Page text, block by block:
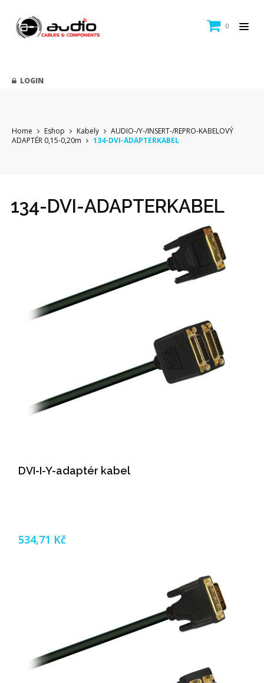
0
LOGIN
Home Eshop Kabely
AUDIO-/Y-/INSERT-/REPRO-KABELOVÝ
ADAPTÉR 0,15-0,20m
134-DVI-ADAPTERKABEL
134-DVI-ADAPTERKABEL
DVI-I-Y-adaptér kabel
534,71 Kč